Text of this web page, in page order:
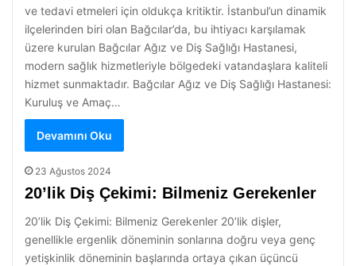
ve tedavi etmeleri için oldukça kritiktir. İstanbul’un dinamik
ilçelerinden biri olan Bağcılar’da, bu ihtiyacı karşılamak
üzere kurulan Bağcılar Ağız ve Diş Sağlığı Hastanesi,
modern sağlık hizmetleriyle bölgedeki vatandaşlara kaliteli
hizmet sunmaktadır. Bağcılar Ağız ve Diş Sağlığı Hastanesi:
Kuruluş ve Amaç…
Devamını Oku
23 Ağustos 2024
20’lik Diş Çekimi: Bilmeniz Gerekenler
20’lik Diş Çekimi: Bilmeniz Gerekenler 20’lik dişler,
genellikle ergenlik döneminin sonlarına doğru veya genç
yetişkinlik döneminin başlarında ortaya çıkan üçüncü